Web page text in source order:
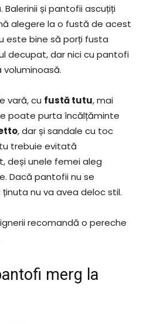
și pantofii ascuțiți
alegere la o fustă de acest
este bine să porți fusta
decupat, dar nici cu pantofi
vară, cu fustă tutu, mai
poate purta încălțăminte
, dar și sandale cu toc
trebuie evitată
deși unele femei aleg
Dacă pantofii nu se
nu va avea deloc stil.
recomandă o pereche
merg la